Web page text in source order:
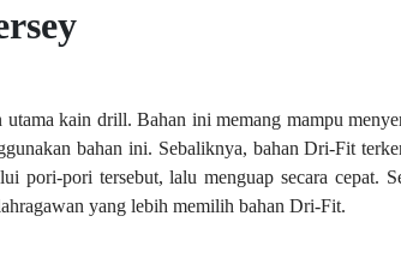
kain drill. Bahan ini memang mampu
bahan ini. Sebaliknya, bahan Dri-Fit
pori-pori tersebut, lalu menguap secara cepat.
yang lebih memilih bahan Dri-Fit.